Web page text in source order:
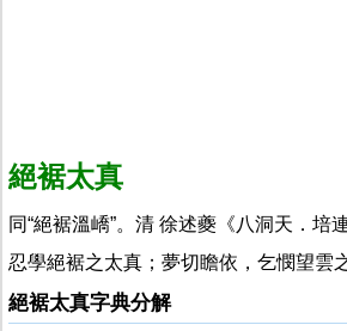
絕裾太真
同“絕裾溫嶠”。清 徐述夔《八洞天．培
忍學絕裾之太真；夢切瞻依，乞憫望雲
絕裾太真字典分解